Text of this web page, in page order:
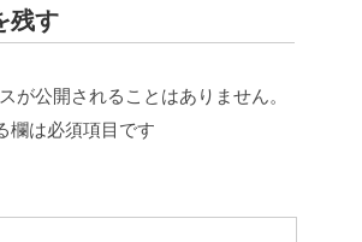
残す
が公開されることはありません。
欄は必須項目です